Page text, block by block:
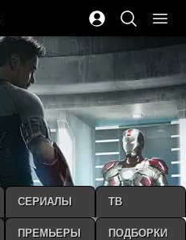
СЕРИАЛЫ ТВ
ПРЕМЬЕРЫ ПОДБОРКИ